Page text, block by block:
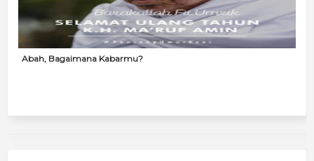
Abah, Bagaimana Kabarmu?